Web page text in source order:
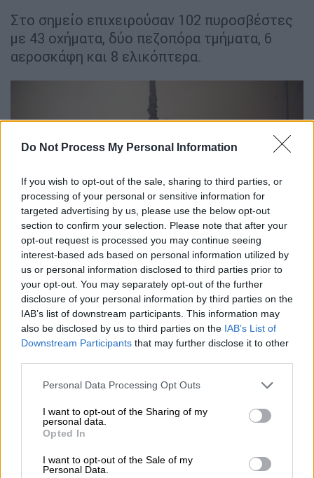
Do Not Process My Personal Information
If you wish to opt-out of the sale, sharing to third parties, or
processing of your personal or sensitive information for
targeted advertising by us, please use the below opt-out
section to confirm your selection. Please note that after your
opt-out request is processed you may continue seeing
interest-based ads based on personal information utilized by
us or personal information disclosed to third parties prior to
your opt-out. You may separately opt-out of the further
disclosure of your personal information by third parties on the
IAB’s list of downstream participants. This information may
also be disclosed by us to third parties on the IAB’s List of
Downstream Participants that may further disclose it to other
Please note that this website/app uses one or more Google
not limited to your visit or usage behaviour. You may click to
grant or deny consent to Google and its third-party tags to
use your data for below specified purposes in below Google
consent section.
Personal Data Processing Opt Outs
I want to opt-out of the Sharing of my
personal data.
Opted In
I want to opt-out of the Sale of my
Personal Data.
Στο σημείο επιχειρούσαν 102 πυροσβέστες
με 43 οχήματα, δύο πεζοπόρα τμήματα, 6
αεροσκάφη και 8 ελικόπτερα.
Οι δραματικές στιγμές κατά τη μεγάλη φωτιά στη Βάρης -
Κορωπίου: Συγκλονιστικές εικόνες
Ζημιές σε σπίτια και επιχειρήσεις στο
Κίτσι
Η φωτιά ξέσπασε κοντά σε κατοικημένη
περιοχή με διάσπαρτες κατοικίες και
επιχειρήσεις και πήρε μεγάλες διαστάσεις
με αποτέλεσμα να καούν σπίτια και να
προκληθούν ζημιές σε πολλά άλλα.